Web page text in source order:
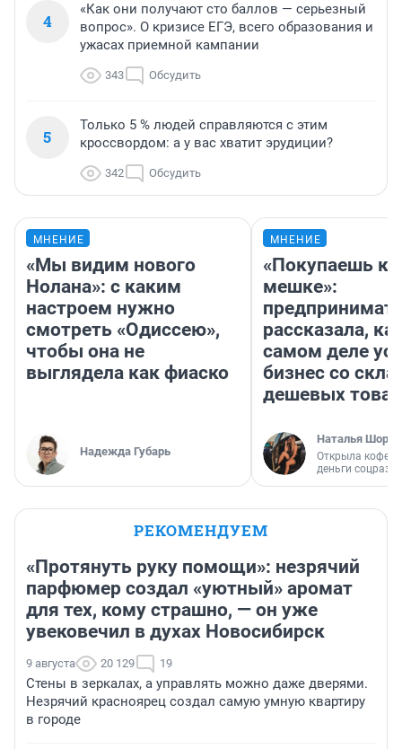
4
«Как они получают сто баллов — серьезный
вопрос». О кризисе ЕГЭ, всего образования и
ужасах приемной кампании
343 Обсудить
5
Только 5 % людей справляются с этим
кроссвордом: а у вас хватит эрудиции?
342 Обсудить
МНЕНИЕ
«Мы видим нового
Нолана»: с каким
настроем нужно
смотреть «Одиссею»,
чтобы она не
выглядела как фиаско
Надежда Губарь
МНЕНИЕ
«Покупаешь
мешке»:
рассказала,
самом деле
бизнес со
дешевых
Наталья
Открыла
деньги
РЕКОМЕНДУЕМ
«Протянуть руку помощи»: незрячий
парфюмер создал «уютный» аромат
для тех, кому страшно, — он уже
увековечил в духах Новосибирск
9 августа 20 129 19
Стены в зеркалах, а управлять можно даже дверями.
Незрячий красноярец создал самую умную квартиру
в городе